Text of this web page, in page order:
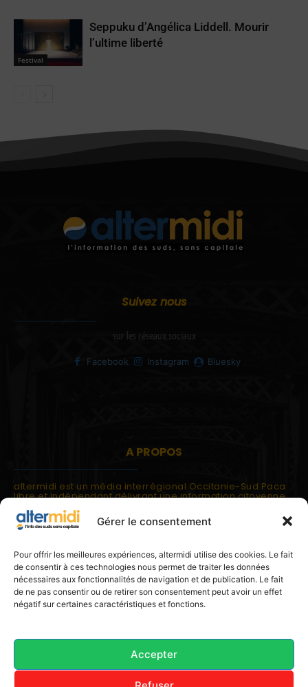
Gérer le consentement
Pour offrir les meilleures expériences, altermidi utilise des cookies. Le fait
de consentir à ces technologies nous permet de traiter les données
nécessaires aux fonctionnalités de navigation et de publication. Le fait
de ne pas consentir ou de retirer son consentement peut avoir un effet
négatif sur certaines caractéristiques et fonctions.
Accepter
Festival
Seppuku d’Angélica Liddell. Mourir
l’ultime liberté
Suivez nous
sur les réseaux sociaux
Facebook Instagram Bluesky
A PROPOS
altermidi est un média interrégional Occitanie-Sud Paca
libre et indépendant délivrant une information citoyenne
altermidi est ouvert sur les suds, la méditerranée,
l'europe.
altermidi aborde des thématiques globales évaluées à
partir des constats de terrain ou d'analyses à l'échelon
local.
altermidi c'est l'information capitale, sans capitale.